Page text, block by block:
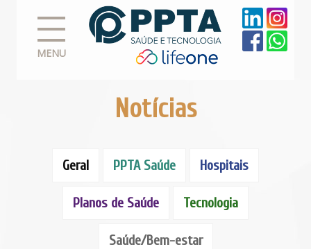
MENU
Notícias
Geral PPTA Saúde Hospitais
Planos de Saúde Tecnologia
Saúde/Bem-estar